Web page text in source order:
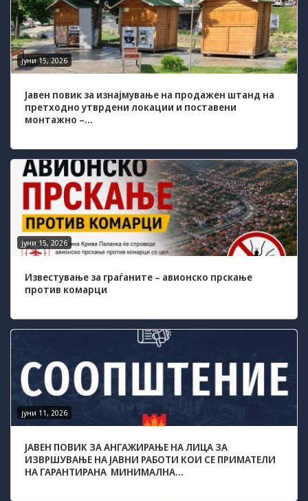
јуни 15, 2026
Јавен повик за изнајмување на продажен штанд на
претходно утврдени локации и поставени
монтажно –...
јуни 15, 2026
Известување за граѓаните – авионско прскање
против комарци
јуни 11, 2026
ЈАВЕН ПОВИК ЗА АНГАЖИРАЊЕ НА ЛИЦА ЗА
ИЗВРШУВАЊЕ НА ЈАВНИ РАБОТИ КОИ СЕ ПРИМАТЕЛИ
НА ГАРАНТИРАНА МИНИМАЛНА...
some
functionality
will
disappear
from the
website.
interests and
behavior as
you visit our
site, you
increase the
chance of
seeing
personalized
offers.